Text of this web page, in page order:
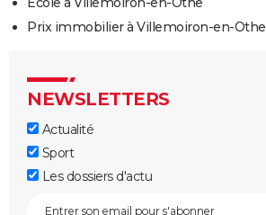
Prix immobilier à Villemoiron-en-Othe
NEWSLETTERS
Actualité
Sport
Les dossiers d'actu